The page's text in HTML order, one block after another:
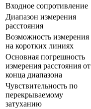
Входное сопротивление
Диапазон измерения
расстояния
Возможность измерения
на коротких линиях
Основная погрешность
измерения расстояния от
конца диапазона
Чувствительность по
перекрываемому
затуханию